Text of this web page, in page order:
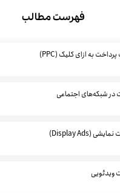
فهرست مطالب